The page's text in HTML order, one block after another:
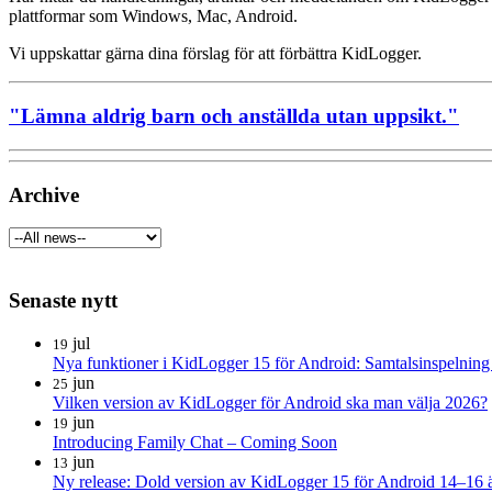
plattformar som Windows, Mac, Android.
Vi uppskattar gärna dina förslag för att förbättra KidLogger.
"Lämna aldrig barn och anställda utan uppsikt."
Archive
Senaste nytt
19 jul
Nya funktioner i KidLogger 15 för Android: Samtalsinspelning
25 jun
Vilken version av KidLogger för Android ska man välja 2026?
19 jun
Introducing Family Chat – Coming Soon
13 jun
Ny release: Dold version av KidLogger 15 för Android 14–16